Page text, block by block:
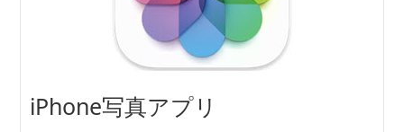
iPhone写真アプリ